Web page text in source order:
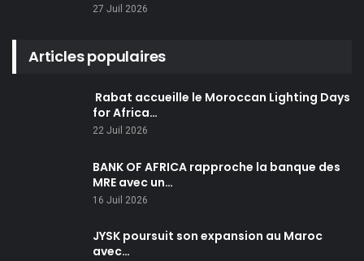
27 Juil 2026
Articles populaires
Rabat accueille le Moroccan Lighting Days
for Africa…
22 Juil 2026
BANK OF AFRICA rapproche la banque des
MRE avec un…
16 Juil 2026
JYSK poursuit son expansion au Maroc
avec…